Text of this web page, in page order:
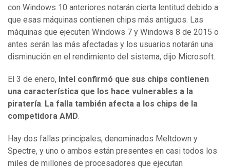
con Windows 10 anteriores notarán cierta lentitud debido a
que esas máquinas contienen chips más antiguos. Las
máquinas que ejecuten Windows 7 y Windows 8 de 2015 o
antes serán las más afectadas y los usuarios notarán una
disminución en el rendimiento del sistema, dijo Microsoft.
El 3 de enero, Intel confirmó que sus chips contienen
una característica que los hace vulnerables a la
piratería. La falla también afecta a los chips de la
competidora AMD.
Hay dos fallas principales, denominados Meltdown y
Spectre, y uno o ambos están presentes en casi todos los
miles de millones de procesadores que ejecutan